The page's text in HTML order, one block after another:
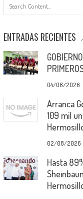
ENTRADAS RECIENTES
04/08/2026
Arranca
109 mil
02/08/2026
Hasta